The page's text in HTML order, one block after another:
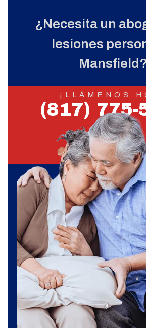
¿Necesita un
lesiones
¡LLÁMENOS
(817) 775-